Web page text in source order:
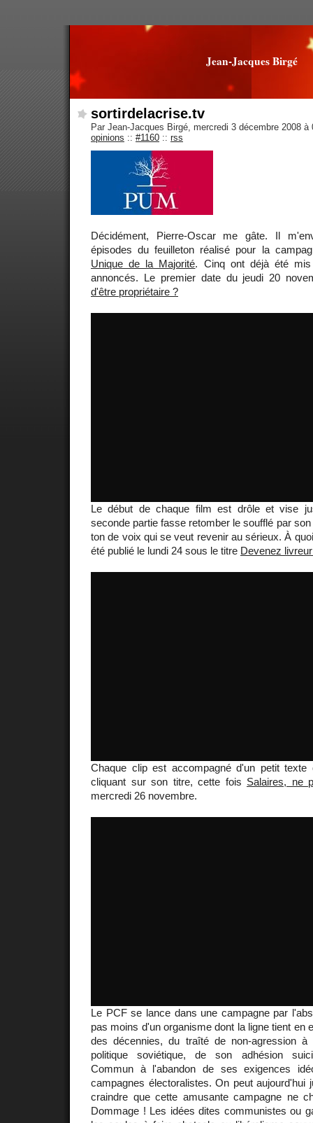
Jean-Jacques Birgé
sortirdelacrise.tv
Par Jean-Jacques Birgé, mercredi 3 décembre 2008
opinions :: #1160 :: rss
Décidément, Pierre-Oscar me gâte. Il
épisodes du feuilleton réalisé pour la
Unique de la Majorité. Cinq ont déjà été
annoncés. Le premier date du jeudi 20
d'être propriétaire ?
Le début de chaque film est drôle et vise
seconde partie fasse retomber le soufflé par
ton de voix qui se veut revenir au sérieux. À
été publié le lundi 24 sous le titre Devenez
Chaque clip est accompagné d'un petit
cliquant sur son titre, cette fois Salaires, ne
mercredi 26 novembre.
Le PCF se lance dans une campagne par
pas moins d'un organisme dont la ligne tient en
des décennies, du traîté de non-agression
politique soviétique, de son adhésion
Commun à l'abandon de ses exigences
campagnes électoralistes. On peut aujourd'hui
craindre que cette amusante campagne ne
Dommage ! Les idées dites communistes ou